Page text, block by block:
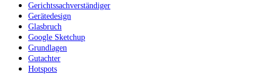
Gerichtssachverständiger
Gerätedesign
Glasbruch
Google Sketchup
Grundlagen
Gutachter
Hotspots